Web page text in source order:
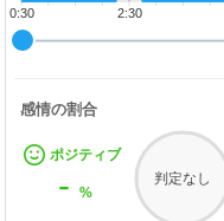
2:30
0:30
感情の割合
ポジティブ
- %
判定なし